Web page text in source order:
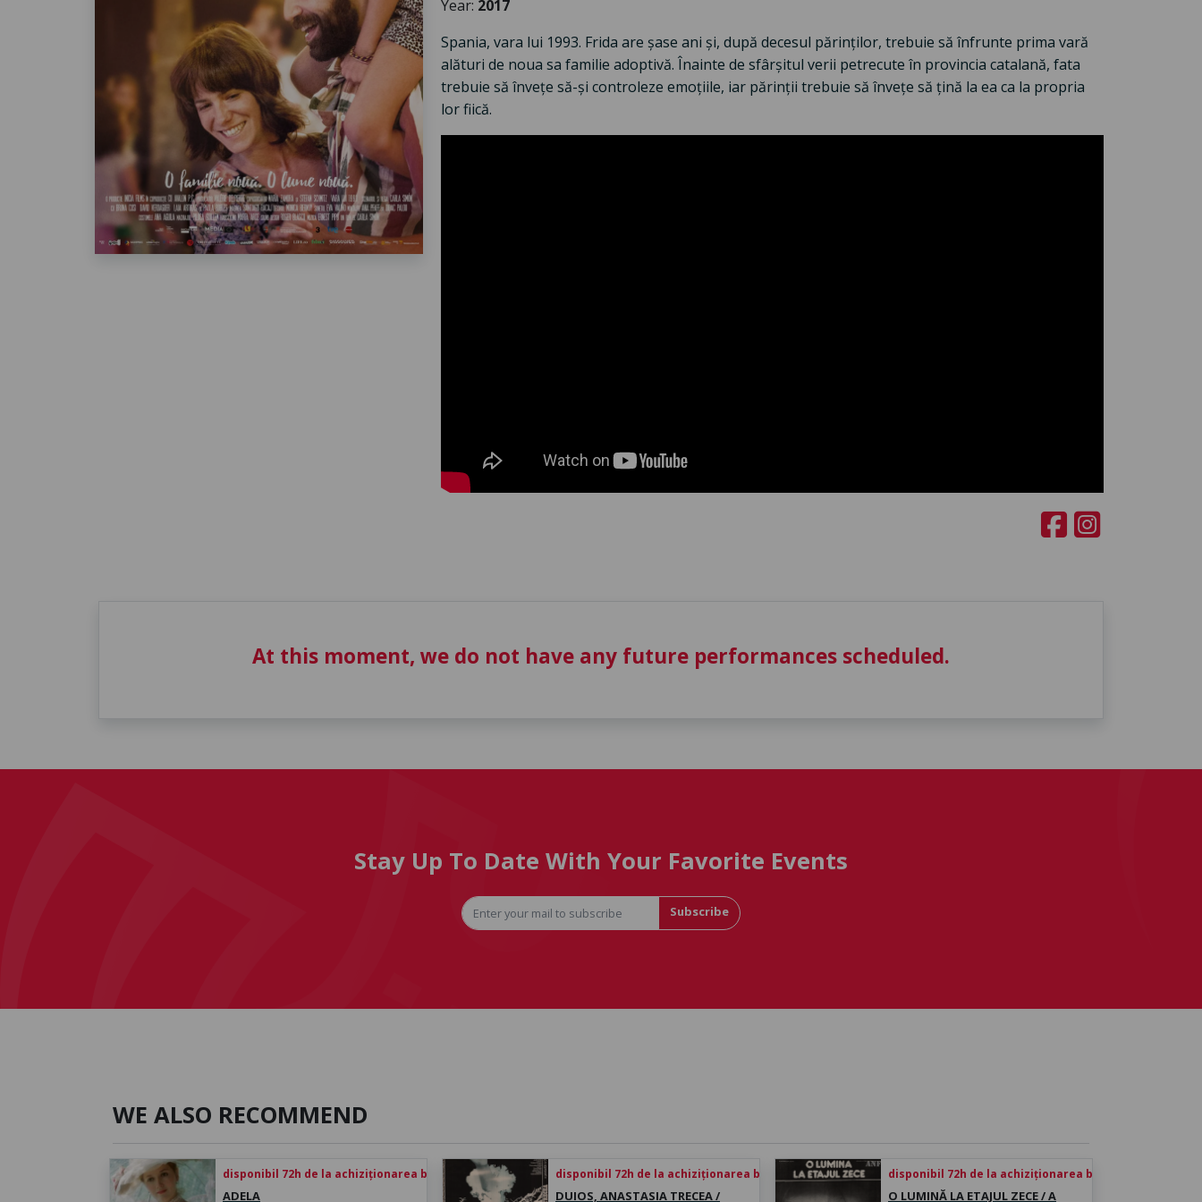
Year: 2017
Spania, vara lui 1993. Frida are șase ani și, după decesul părinților, trebuie să înfrunte prima vară
alături de noua sa familie adoptivă. Înainte de sfârșitul verii petrecute în provincia catalană, fata
trebuie să învețe să-și controleze emoțiile, iar părinții trebuie să învețe să țină la ea ca la propria
lor fiică.
At this moment, we do not have any future performances scheduled.
Stay Up To Date With Your Favorite Events
Subscribe
WE ALSO RECOMMEND
disponibil 72h de la achiziționarea biletului
ADELA
disponibil 72h de la achiziționarea biletului
DUIOS, ANASTASIA TRECEA /
disponibil 72h de la achiziționarea biletului
O LUMINĂ LA ETAJUL ZECE / A